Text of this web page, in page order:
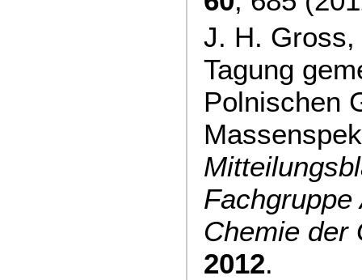
J. H.
Tagung
Polnischen
Chemie der
2012.